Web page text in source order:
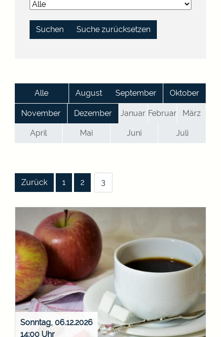
Suche zurücksetzen
Alle August September Oktober
November Dezember Januar Februar März
April Mai Juni Juli
Zurück 1 2 3
Sonntag, 06.12.2026
14:00